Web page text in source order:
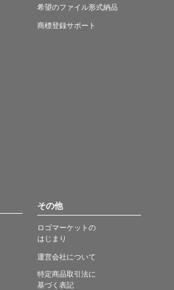
希望のファイル形式納品
商標登録サポート
その他
ロゴマーケットの
はじまり
運営会社について
特定商品取引法に
基づく表記